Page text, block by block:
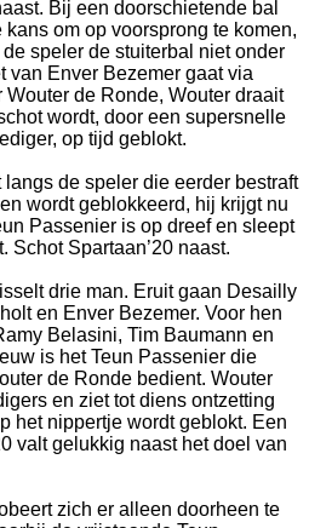
Bij een doorschietende bal
kans om op voorsprong te komen,
speler de stuiterbal niet onder
van Enver Bezemer gaat via
Wouter de Ronde, Wouter draait
wordt, door een supersnelle
op tijd geblokt.
de speler die eerder bestraft
wordt geblokkeerd, hij krijgt nu
Passenier is op dreef en sleept
Schot Spartaan’20 naast.
drie man. Eruit gaan Desailly
en Enver Bezemer. Voor hen
Belasini, Tim Baumann en
is het Teun Passenier die
de Ronde bedient. Wouter
en ziet tot diens ontzetting
het nippertje wordt geblokt. Een
valt gelukkig naast het doel van
zich er alleen doorheen te